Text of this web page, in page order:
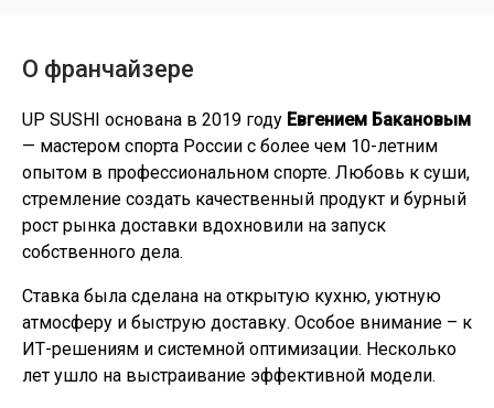
О франчайзере
UP SUSHI основана в 2019 году Евгением Бакановым
— мастером спорта России с более чем 10-летним
опытом в профессиональном спорте. Любовь к суши,
стремление создать качественный продукт и бурный
рост рынка доставки вдохновили на запуск
собственного дела.
Ставка была сделана на открытую кухню, уютную
атмосферу и быструю доставку. Особое внимание – к
ИТ-решениям и системной оптимизации. Несколько
лет ушло на выстраивание эффективной модели.